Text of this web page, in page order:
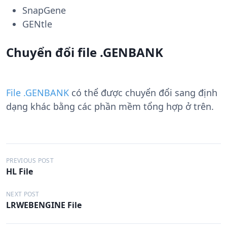
SnapGene
GENtle
Chuyển đổi file .GENBANK
File .GENBANK có thể được chuyển đổi sang định
dạng khác bằng các phần mềm tổng hợp ở trên.
Đ
i
ề
u
h
PREVIOUS POST
HL File
NEXT POST
LRWEBENGINE File